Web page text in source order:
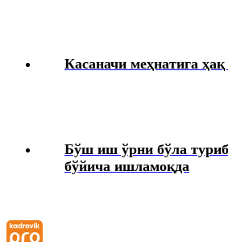
Интизомий жазо
Касаначи меҳнатига
Бўш иш ўрни бўла
бўйича ишламоқда